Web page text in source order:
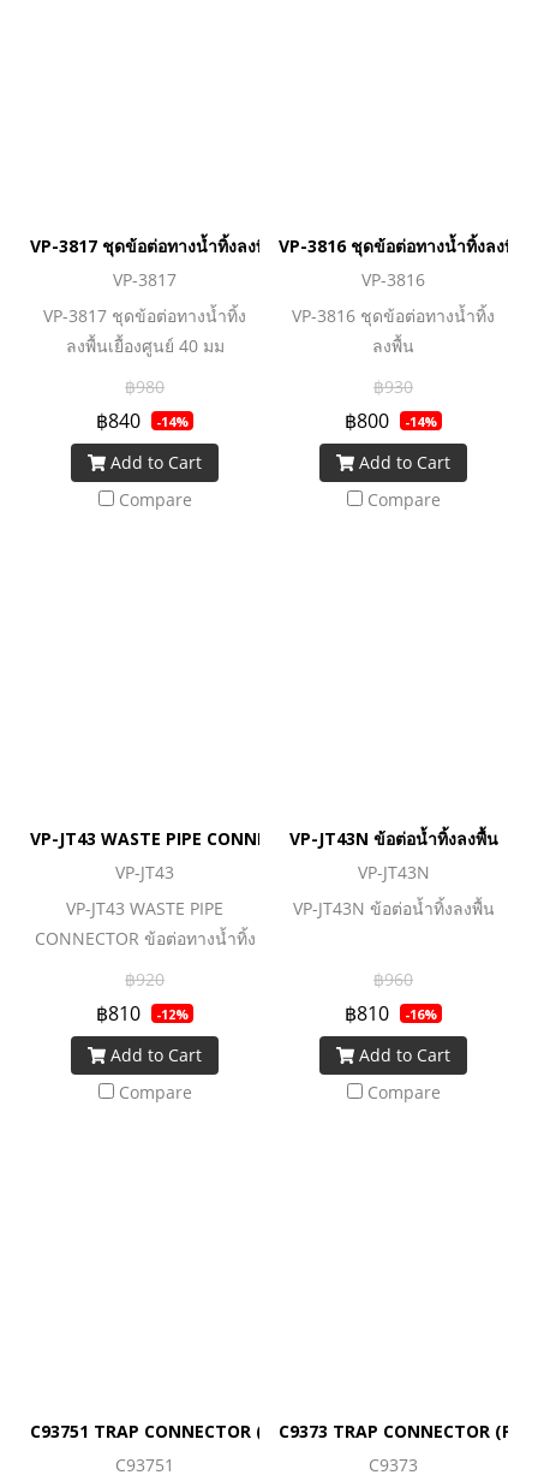
VP-3817 ชุดข้อต่อทางน้ำทิ้งลงพื้นเยื้องศูนย์ 40 มม
VP-3817
VP-3817 ชุดข้อต่อทางน้ำทิ้ง
ลงพื้นเยื้องศูนย์ 40 มม
฿980
฿840 -14%
Add to Cart
Compare
VP-3816 ชุดข้อต่อทางน้ำทิ้งลงพื้น
VP-3816
VP-3816 ชุดข้อต่อทางน้ำทิ้ง
ลงพื้น
฿930
฿800 -14%
Add to Cart
Compare
VP-JT43 WASTE PIPE CONNECTOR ข้อต่อทางน้ำทิ้งลงพื้น
VP-JT43
VP-JT43 WASTE PIPE
CONNECTOR ข้อต่อทางน้ำทิ้ง
ลงพื้น
฿920
฿810 -12%
Add to Cart
Compare
VP-JT43N ข้อต่อน้ำทิ้งลงพื้น
VP-JT43N
VP-JT43N ข้อต่อน้ำทิ้งลงพื้น
฿960
฿810 -16%
Add to Cart
Compare
C93751 TRAP CONNECTOR (P) 355MM.
C93751
C9373 TRAP CONNECTOR
C9373